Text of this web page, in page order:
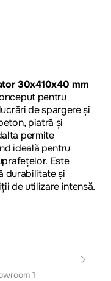
30x410x40 mm
pentru
de spargere și
piatră și
permite
ideală pentru
Este
durabilitate și
de utilizare intensă.
1